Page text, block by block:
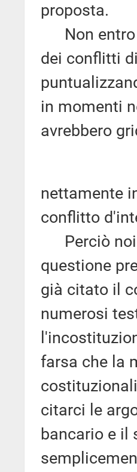
proposta.
Non entro
dei conflitti
in momenti
avrebbero
nettamente
conflitto
Perciò noi
questione
già citato il
numerosi
farsa che la
citarci le
bancario e il